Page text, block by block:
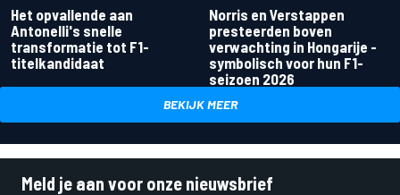
Het opvallende aan
Antonelli's snelle
transformatie tot F1-
titelkandidaat
Norris en Verstappen
presteerden boven
verwachting in Hongarije -
symbolisch voor hun F1-
seizoen 2026
BEKIJK MEER
Meld je aan voor onze nieuwsbrief